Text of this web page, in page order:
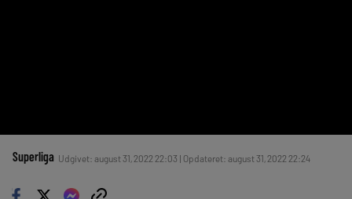
Superliga Udgivet: august 31, 2022 22:03 | Opdateret: august 31, 2022 22:24